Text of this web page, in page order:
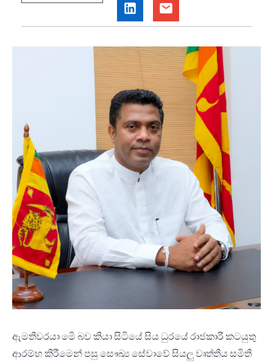
ඇමතිවරයා මෙි බව කියා සිටියේ සිය ධුරයේ රාජකාරී කටයුතු
ආරම්භ කිරීමෙන් පසු සෞඛ්‍ය සේවාවේ සියලු වෘත්තීය සමිති